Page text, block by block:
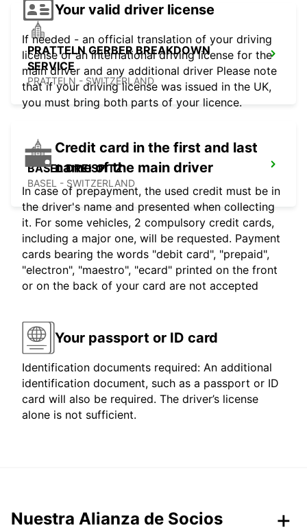
PRATTELN GERBER BREAKDOWN
SERVICE
PRATTELN - SWITZERLAND
BASEL DREISPITZ
BASEL - SWITZERLAND
Your valid driver license
If needed - an official translation of your driving
license or an international driving license for the
main driver and any additional driver Please note
that if your driving license was issued in the UK,
you must bring both parts of your licence.
Credit card in the first and last
name of the main driver
In case of prepayment, the used credit must be in
the driver's name and presented when collecting
it. For some vehicles, 2 compulsory credit cards,
including a major one, will be requested. Payment
cards bearing the words "debit card", "prepaid",
"electron", "maestro", "ecard" printed on the front
or on the back of your card are not accepted
Your passport or ID card
Identification documents required: An additional
identification document, such as a passport or ID
card will also be required. The driver’s license
alone is not sufficient.
Nuestra Alianza de Socios